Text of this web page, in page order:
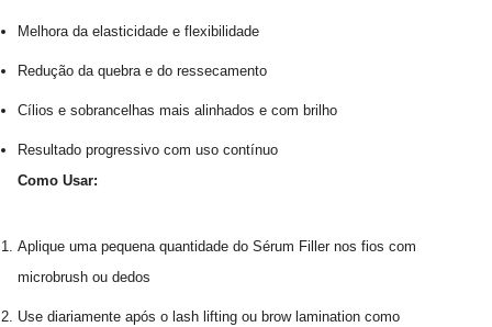
Melhora da elasticidade e flexibilidade
Redução da quebra e do ressecamento
Cílios e sobrancelhas mais alinhados e com brilho
Resultado progressivo com uso contínuo
Como Usar:
Aplique uma pequena quantidade do Sérum Filler nos fios com
microbrush ou dedos
Use diariamente após o lash lifting ou brow lamination como